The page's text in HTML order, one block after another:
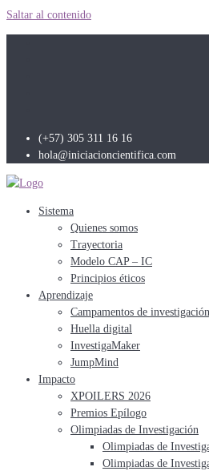
Saltar al contenido
(+57) 305 311 16 16
hola@iniciacioncientifica.com
Sistema
Quienes somos
Trayectoria
Modelo CAP – IC
Principios éticos
Aprendizaje
Campamentos de investigación
Huella digital
InvestigaMaker
JumpMind
Impacto
XPOILERS 2026
Premios Epílogo
Olimpiadas de Investigación
Olimpiadas de
Olimpiadas de